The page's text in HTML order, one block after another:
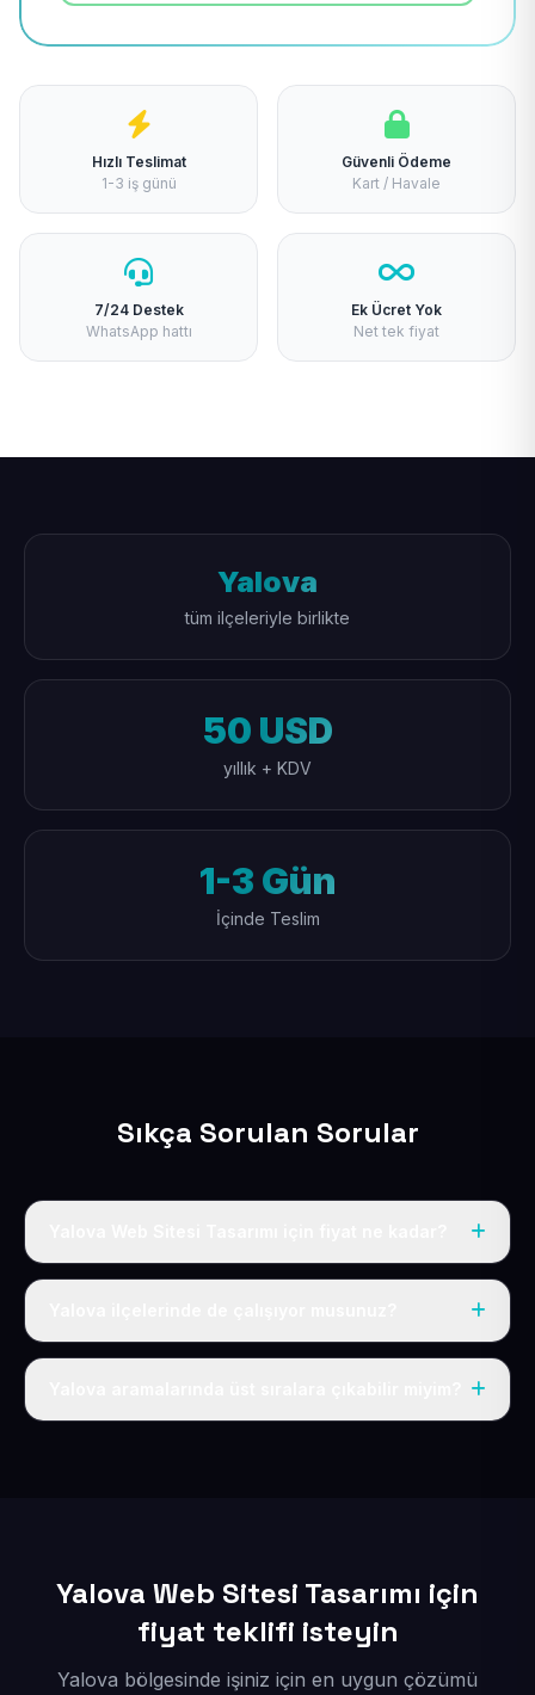
Hızlı Teslimat
1-3 iş günü
Güvenli Ödeme
Kart / Havale
7/24 Destek
WhatsApp hattı
Ek Ücret Yok
Net tek fiyat
Yalova
tüm ilçeleriyle birlikte
50 USD
yıllık + KDV
1-3 Gün
İçinde Teslim
Sıkça Sorulan Sorular
Yalova dahil Türkiye’nin her yerinde geçerli yıllık tek
Elbette; Yalova iline bağlı bütün ilçelere uzaktan ve
Yalova Web Sitesi Tasarımı için
fiyat teklifi isteyin
Yalova bölgesinde işiniz için en uygun çözümü